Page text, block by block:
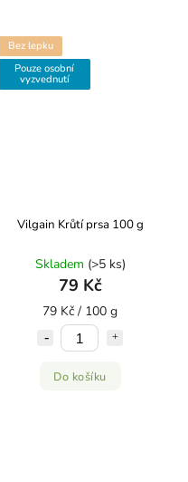
Bez lepku
Pouze osobní
vyzvednutí
Vilgain Krůtí prsa 100 g
Skladem (>5 ks)
79 Kč
79 Kč / 100 g
Do košíku